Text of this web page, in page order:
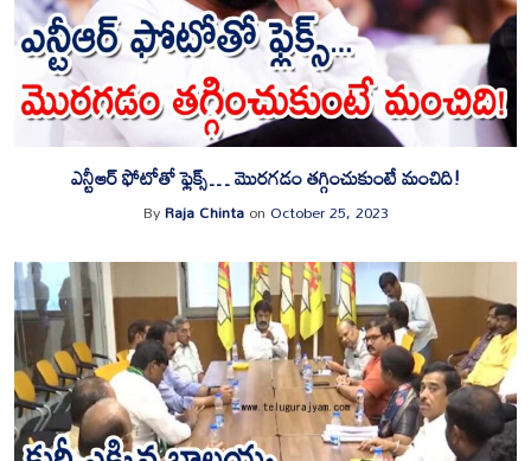
ఎన్టీఆర్ ఫోటోతో ఫ్లెక్స్… మొరగడం తగ్గించుకుంటే మంచిది!
ByRaja Chintaon October 25, 2023